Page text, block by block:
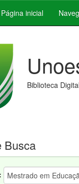
inicial
Biblioteca
Busca